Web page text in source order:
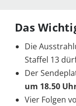
Das
Die
Staffel 13
Der
um 18.50
Vier Folgen